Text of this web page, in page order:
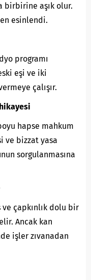
birbirine aşık olur.
esinlendi.
programı
eşi ve iki
çalışır.
hapse mahkum
ve bizzat yasa
sorgulanmasına
çapkınlık dolu bir
Ancak kan
işler zıvanadan